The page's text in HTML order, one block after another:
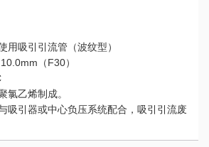
用吸引引流管（波纹型）
（F30）
氯乙烯制成。
吸引器或中心负压系统配合，吸引引流废